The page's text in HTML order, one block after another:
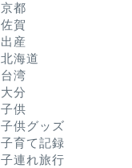
京都
佐賀
出産
北海道
台湾
大分
子供
子供グッズ
子育て記録
子連れ旅行